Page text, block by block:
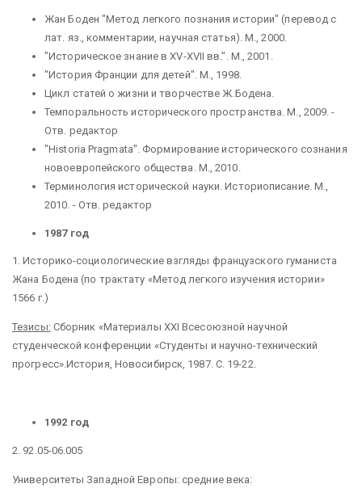
Жан Боден "Метод легкого познания истории" (перевод с
лат. яз., комментарии, научная статья). М., 2000.
"Историческое знание в XV-XVII вв.". М., 2001.
"История Франции для детей". М., 1998.
Цикл статей о жизни и творчестве Ж.Бодена.
Темпоральность исторического пространства. М., 2009. -
Отв. редактор
"Historia Pragmata". Формирование исторического сознания
новоевропейского общества. М., 2010.
Терминология исторической науки. Историописание. М.,
2010. - Отв. редактор
1987 год
1. Историко-социологические взгляды французского гуманиста
Жана Бодена (по трактату «Метод легкого изучения истории»
1566 г.)
Тезисы:Сборник «Материалы XXI Всесоюзной научной
студенческой конференции «Студенты и научно-технический
прогресс».История, Новосибирск, 1987. С. 19-22.
1992 год
2. 92.05-06.005
Университеты Западной Европы: средние века: